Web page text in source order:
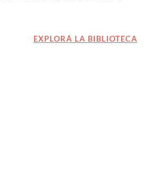
EXPLORÁ LA BIBLIOTECA